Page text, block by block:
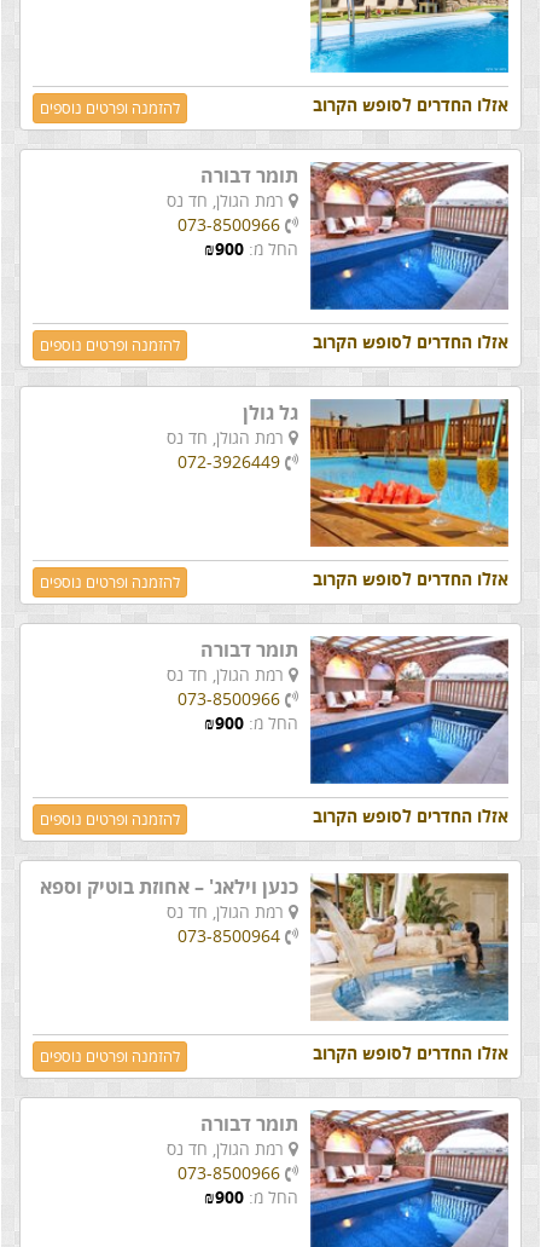
אזלו החדרים לסופש הקרוב להזמנה ופרטים נוספים
תומר דבורה
רמת הגולן, חד נס
073-8500966
החל מ:
₪900
אזלו החדרים לסופש הקרוב להזמנה ופרטים נוספים
גל גולן
רמת הגולן, חד נס
072-3926449
אזלו החדרים לסופש הקרוב להזמנה ופרטים נוספים
תומר דבורה
רמת הגולן, חד נס
073-8500966
החל מ:
₪900
אזלו החדרים לסופש הקרוב להזמנה ופרטים נוספים
כנען וילאג' – אחוזת בוטיק וספא
רמת הגולן, חד נס
073-8500964
אזלו החדרים לסופש הקרוב להזמנה ופרטים נוספים
תומר דבורה
רמת הגולן, חד נס
073-8500966
החל מ:
₪900